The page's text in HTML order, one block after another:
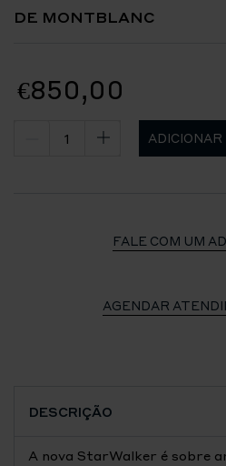
DE MONTBLANC
€850,00
ADICIONAR
FALE COM UM
AGENDAR
DESCRIÇÃO
A nova StarWalker é sobre